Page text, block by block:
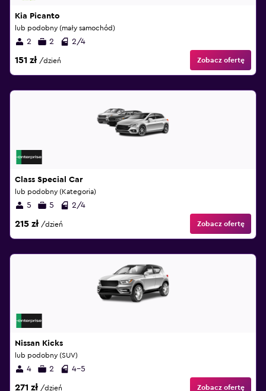
Kia Picanto
lub podobny (mały samochód)
2 2 2/4
151 zł /dzień Zobacz ofertę
Class Special Car
lub podobny (Kategoria)
5 5 2/4
215 zł /dzień Zobacz ofertę
Nissan Kicks
lub podobny (SUV)
4 2 4-5
271 zł /dzień Zobacz ofertę